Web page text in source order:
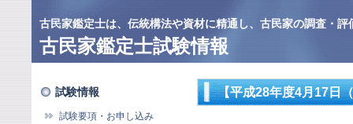
古民家鑑定士は、伝統構法や資材に精通し、古民家の調査・
古民家鑑定士試験情報
試験情報
試験要項・お申し込み
【平成28年度4月17日